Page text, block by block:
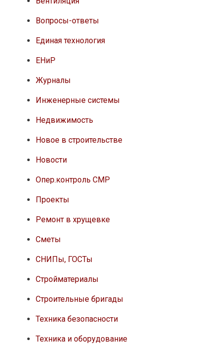
Вопросы-ответы
Единая технология
ЕНиР
Журналы
Инженерные системы
Недвижимость
Новое в строительстве
Новости
Опер.контроль СМР
Проекты
Ремонт в хрущевке
Сметы
СНИПы, ГОСТы
Стройматериалы
Строительные бригады
Техника безопасности
Техника и оборудование